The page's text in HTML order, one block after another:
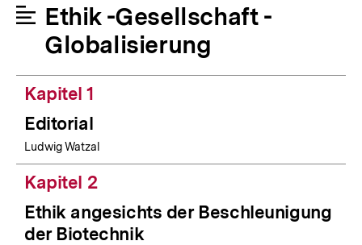
Ethik -Gesellschaft -
Globalisierung
Kapitel 1
Editorial
Ludwig Watzal
Kapitel 2
Ethik angesichts der Beschleunigung
der Biotechnik